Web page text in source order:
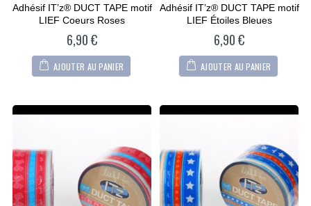
0
of
Adhésif IT’z® DUCT TAPE motif
LIEF Coeurs Roses
6,90€
AJOUTER AU PANIER
0
out
of
Adhésif IT’z® DUCT TAPE motif
LIEF Étoiles Bleues
6,90€
AJOUTER AU PANIER